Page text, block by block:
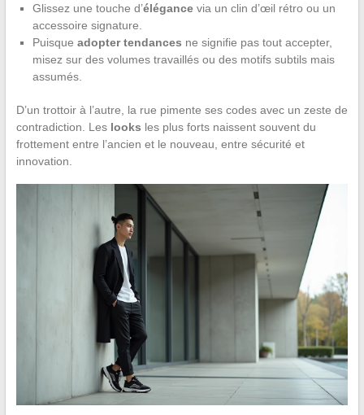
Glissez une touche d’élégancevia un clin d’œil rétro ou un
accessoire signature.
Puisque adopter tendances ne signifie pas tout accepter,
misez sur des volumes travaillés ou des motifs subtils mais
assumés.
D’un trottoir à l’autre, la rue pimente ses codes avec un zeste de
contradiction. Les looks les plus forts naissent souvent du
frottement entre l’ancien et le nouveau, entre sécurité et
innovation.